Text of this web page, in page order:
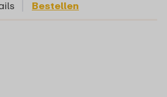
Bestellen